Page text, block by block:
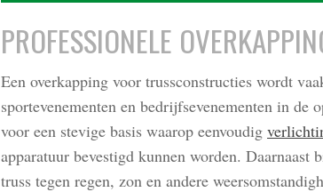
PROFESSIONELE
Een overkapping voor trussconstructies wordt
sportevenementen en bedrijfsevenementen in de
voor een stevige basis waarop eenvoudig
apparatuur bevestigd kunnen worden. Daarnaast
truss tegen regen, zon en andere